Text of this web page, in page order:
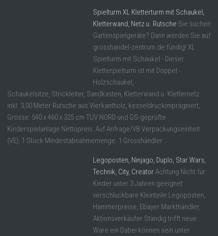
Spielturm XL Kletterturm mit Schaukel,
Kletterwand, Netz u. Rutsche Sie suchen
Gartenspielgeräte? Dann werden Sie auf
grosshandel-zentrum.de fündig! XL
Spielturm mit Schaukel - Dieser
Kletterpielturm ist mit Doppel -
Holzschaukel,
Schaukelsitze, Strickleiter, Sandkasten, Kletterwand u. Kletternetz
inkl. 3,00 Meter Rutsche aus Vierkantholz, kesseldruckimprägniert,
Grösse: 540 x 460 x 325 cm TÜV NORD und GS-geprüfte
Kinderspielanlage Nettopreis: Auf Anfrage/VB Verpackungseinheit
(VE): 1 Stück Mindestabnahmemenge: 1 Grosshändler ...
Legoposten, Ninjago, Duplo, Star Wars,
Technik, City, Creator Achtung Nicht für
Kinder unter 3 Jahren geeignet
verschluckbare Kleinteile Legoposten,
Hammerpreise, Ebayer Markthändler,
Aktionsverkäufer Ständig trifft neue
Ware ein Dabei können sein unter